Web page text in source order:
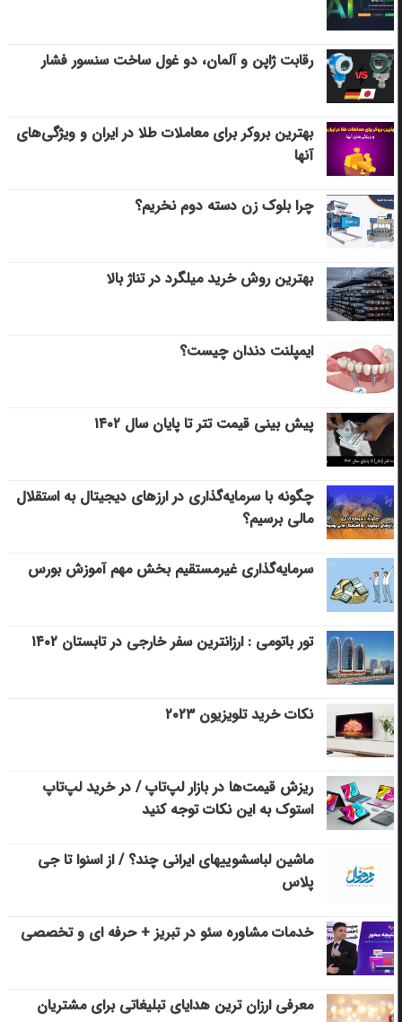
رقابت ژاپن و آلمان، دو غول ساخت سنسور فشار
بهترین بروکر برای معاملات طلا در ایران و ویژگی‌های
آنها
چرا بلوک زن دسته دوم نخریم؟
بهترین روش خرید میلگرد در تناژ بالا
ایمپلنت دندان چیست؟
پیش بینی قیمت تتر تا پایان سال ۱۴۰۲
چگونه با سرمایه‌گذاری در ارزهای دیجیتال به استقلال
مالی برسیم؟
سرمایه‌گذاری غیرمستقیم بخش مهم آموزش بورس
تور باتومی : ارزانترین سفر خارجی در تابستان ۱۴۰۲
نکات خرید تلویزیون ۲۰۲۳
ریزش قیمت‌ها در بازار لپ‌تاپ / در خرید لپ‌تاپ
استوک به این نکات توجه کنید
ماشین لباسشویی‎های ایرانی چند؟ / از اسنوا تا جی
پلاس
خدمات مشاوره سئو در تبریز + حرفه ای و تخصصی
معرفی ارزان ترین هدایای تبلیغاتی برای مشتریان